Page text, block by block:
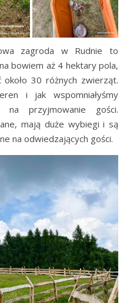
zagroda w Rudnie to
bowiem aż 4 hektary pola,
30 różnych zwierząt.
i jak wspomniałyśmy
na przyjmowanie gości.
mają duże wybiegi i są
na odwiedzających gości.